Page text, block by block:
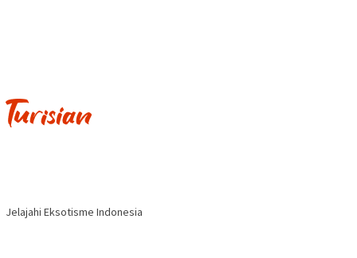
Jelajahi Eksotisme Indonesia